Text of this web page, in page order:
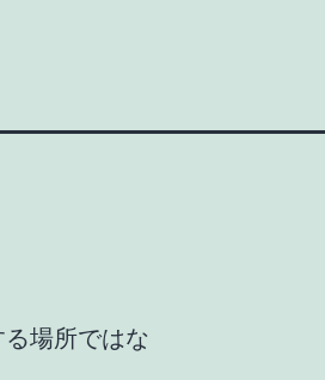
場所ではな